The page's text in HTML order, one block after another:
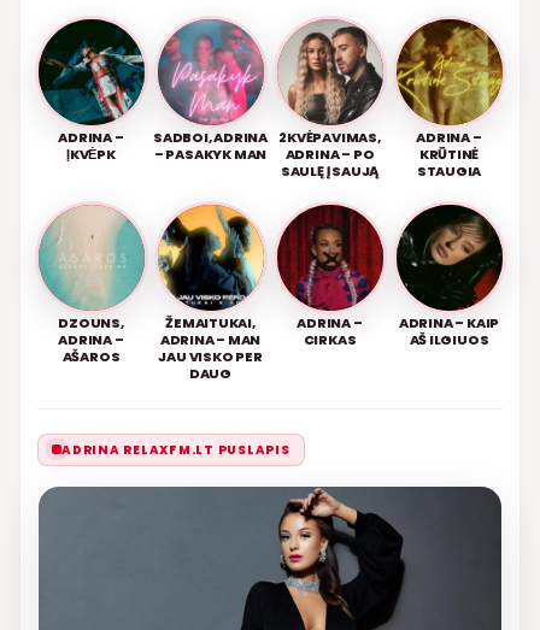
ADRINA –
ĮKVĖPK
SADBOI, ADRINA
– PASAKYK MAN
2KVĖPAVIMAS,
ADRINA – PO
SAULĘ Į SAUJĄ
ADRINA –
KRŪTINĖ
STAUGIA
DZOUNS,
ADRINA –
AŠAROS
ŽEMAITUKAI,
ADRINA – MAN
JAU VISKO PER
DAUG
ADRINA –
CIRKAS
ADRINA – KAIP
AŠ ILGIUOS
ADRINA RELAXFM.LT PUSLAPIS